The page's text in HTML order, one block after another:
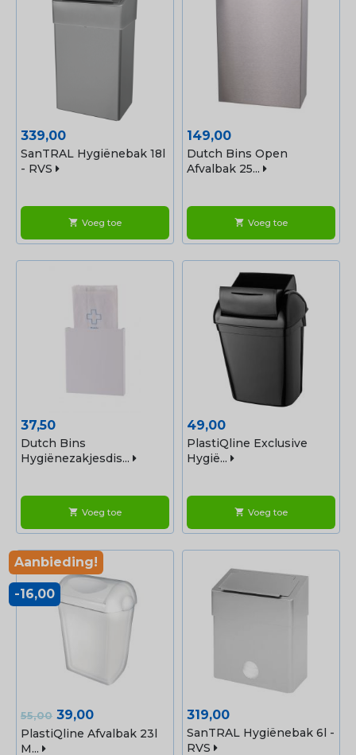
Prijs
339,00
SanTRAL Hygiënebak 18l
- RVS
shopping_cart Voeg toe
Prijs
149,00
Dutch Bins Open
Afvalbak 25...
shopping_cart Voeg toe
Prijs
37,50
Dutch Bins
Hygiënezakjesdis...
shopping_cart Voeg toe
Prijs
49,00
PlastiQline Exclusive
Hygië...
shopping_cart Voeg toe
Normale
prijs
55,00 Prijs
39,00
PlastiQline Afvalbak 23l
M...
Aanbieding!
-16,00
Prijs
319,00
SanTRAL Hygiënebak 6l -
RVS